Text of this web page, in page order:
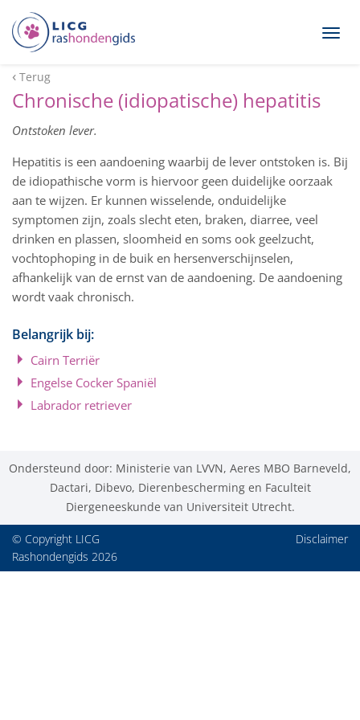
Terug
Chronische (idiopatische) hepatitis
Ontstoken lever.
Hepatitis is een aandoening waarbij de lever ontstoken is. Bij
de idiopathische vorm is hiervoor geen duidelijke oorzaak
aan te wijzen. Er kunnen wisselende, onduidelijke
symptomen zijn, zoals slecht eten, braken, diarree, veel
drinken en plassen, sloomheid en soms ook geelzucht,
vochtophoping in de buik en hersenverschijnselen,
afhankelijk van de ernst van de aandoening. De aandoening
wordt vaak chronisch.
Belangrijk bij:
Cairn Terriër
Engelse Cocker Spaniël
Labrador retriever
Ondersteund door: Ministerie van LVVN, Aeres MBO Barneveld,
Dactari, Dibevo, Dierenbescherming en Faculteit
Diergeneeskunde van Universiteit Utrecht.
© Copyright LICG
Rashondengids 2026
Disclaimer